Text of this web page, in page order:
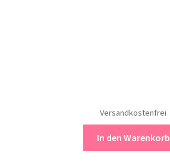
Versandkostenfrei
In den Warenkorb